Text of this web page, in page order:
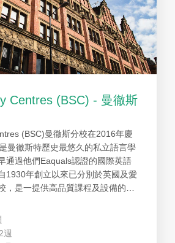
Centres (BSC) - 曼徹斯
(BSC)曼徹斯分校在2016年慶
曼徹斯特歷史最悠久的私立語言學
通過他們Eaquals認證的國際英語
1930年創立以來已分別於英國及愛
，是一提供高品質課程及設備的教
家EAQUALS認證。同時BSC也是
語言中心協會(English UK)和語言
週